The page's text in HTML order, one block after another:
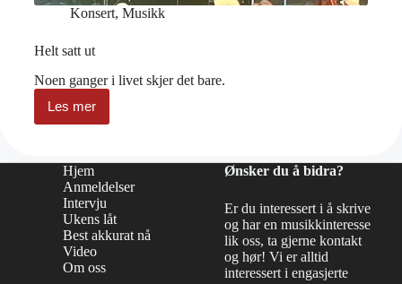
Konsert, Musikk
Helt satt ut
Noen ganger i livet skjer det bare.
Les mer
Helt
satt
Hjem
Anmeldelser
Intervju
Ukens låt
Best akkurat nå
Video
Om oss
Ønsker du å bidra?
Er du interessert i å skrive
og har en musikkinteresse
lik oss, ta gjerne kontakt
og hør! Vi er alltid
interessert i engasjerte